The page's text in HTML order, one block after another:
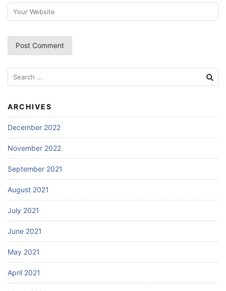
Search
for:
ARCHIVES
December 2022
November 2022
September 2021
August 2021
July 2021
June 2021
May 2021
April 2021